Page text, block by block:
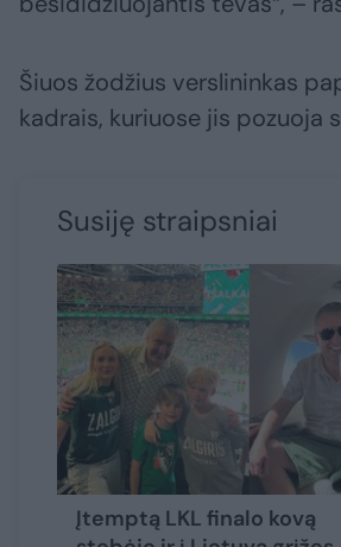
Šiuos žodžius verslininkas
kadrais, kuriuose jis pozuoja
Susiję straipsniai
Įtemptą LKL finalo kovą